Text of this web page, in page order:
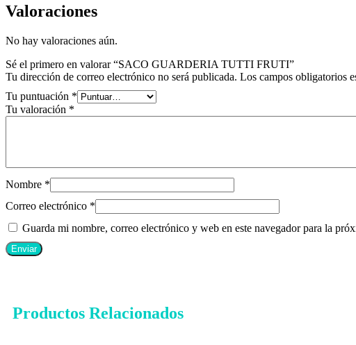
Valoraciones
No hay valoraciones aún.
Sé el primero en valorar “SACO GUARDERIA TUTTI FRUTI”
Tu dirección de correo electrónico no será publicada. Los campos obligatorios
Tu puntuación *
Tu valoración *
Nombre *
Correo electrónico *
Guarda mi nombre, correo electrónico y web en este navegador para la
Productos Relacionados